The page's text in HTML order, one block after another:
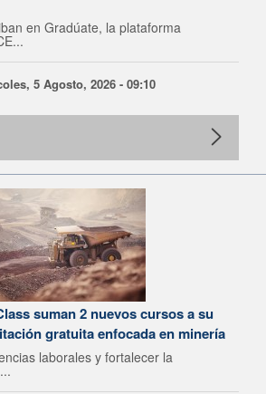
en Gradúate, la plataforma
5 Agosto, 2026 - 09:10
suman 2 nuevos cursos a su
gratuita enfocada en minería
laborales y fortalecer la